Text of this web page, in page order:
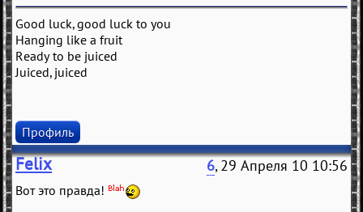
Good luck, good luck to you
Hanging like a fruit
Ready to be juiced
Juiced, juiced
Профиль
Felix 6, 29 Апреля 10 10:56
Вот это правда!